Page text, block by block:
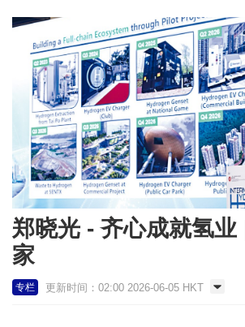
郑晓光 - 齐心成就氢
家
专栏 更新时间：02:00 2026-06-05 HKT